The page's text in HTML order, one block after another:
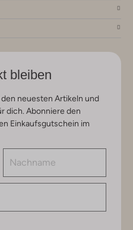
bleiben
neuesten Artikeln und
dich. Abonniere den
Einkaufsgutschein im